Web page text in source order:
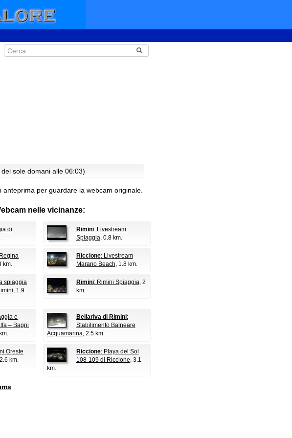
sole domani alle 06:03)
anteprima per guardare la webcam originale.
nelle vicinanze:
di
Rimini: Livestream
Spiaggia, 0.8 km.
km.
Riccione: Livestream
Marano Beach, 1.8 km.
spiaggia
, 1.9
Rimini: Rimini Spiaggia, 2
km.
e
– Bagni
Bellariva di Rimini:
Stabilimento Balneare
Acquamarina, 2.5 km.
Oreste
km.
Riccione: Playa del Sol
108-109 di Riccione, 3.1
km.